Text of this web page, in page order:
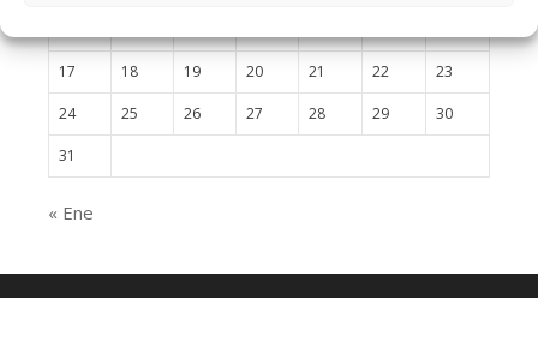
17 18 19 20 21 22 23
24 25 26 27 28 29 30
31
« Ene